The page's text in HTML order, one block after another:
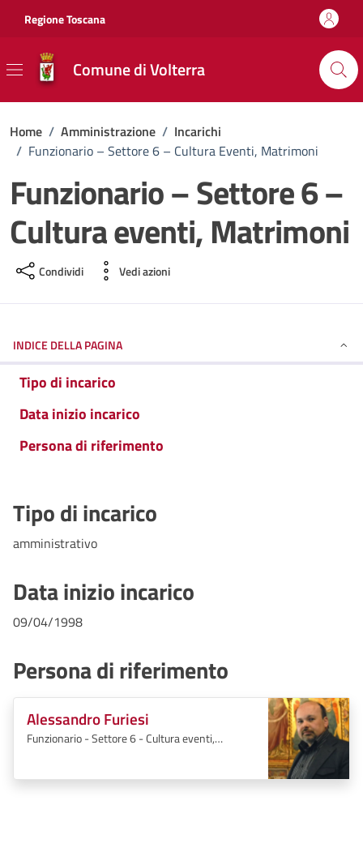
Regione Toscana
Comune di Volterra
Home / Amministrazione / Incarichi
/ Funzionario – Settore 6 – Cultura Eventi, Matrimoni
Funzionario – Settore 6 –
Cultura eventi, Matrimoni
Condividi Vedi azioni
INDICE DELLA PAGINA
Tipo di incarico
Data inizio incarico
Persona di riferimento
Tipo di incarico
amministrativo
Data inizio incarico
09/04/1998
Persona di riferimento
Alessandro Furiesi
Funzionario - Settore 6 - Cultura eventi,